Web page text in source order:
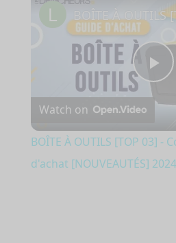
Watch on
BOÎTE À OUTILS [TOP 03] -
d'achat [NOUVEAUTÉS] 2024